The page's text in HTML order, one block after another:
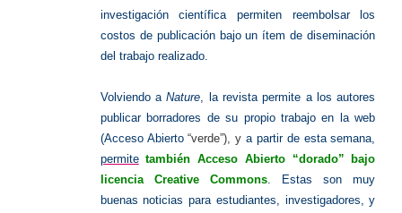
investigación científica permiten reembolsar los
costos de publicación bajo un ítem de diseminación
del trabajo realizado.
Volviendo aNature, la revista permite a los autores
publicar borradores de su propio trabajo en la web
(Acceso Abierto“verde”), ya partir de esta semana,
permite también Acceso Abierto “dorado” bajo
licencia Creative Commons. Estas son muy
buenas noticias para estudiantes, investigadores, y